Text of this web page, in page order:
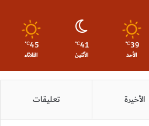
39
℃
الأحد
41
℃
الأثنين
45
℃
الثلاثاء
الأخيرة تعليقات